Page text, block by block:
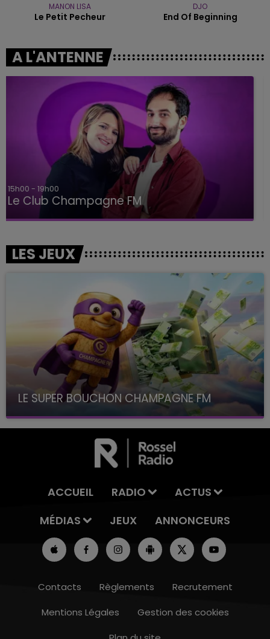
MANON LISA
Le Petit Pecheur
DJO
End Of Beginning
A L'ANTENNE
19h00 - 19h15
LA POP MACHINE - CHAMPAGNE FM
LES JEUX
LE SUPER BOUCHON CHAMPAGNE FM
avec La Famille Champagne FM, à 8H10
ACCUEIL RADIO
ACTUS
MÉDIAS
JEUX ANNONCEURS
Contacts Règlements
Recrutement
Mentions Légales
Gestion des cookies